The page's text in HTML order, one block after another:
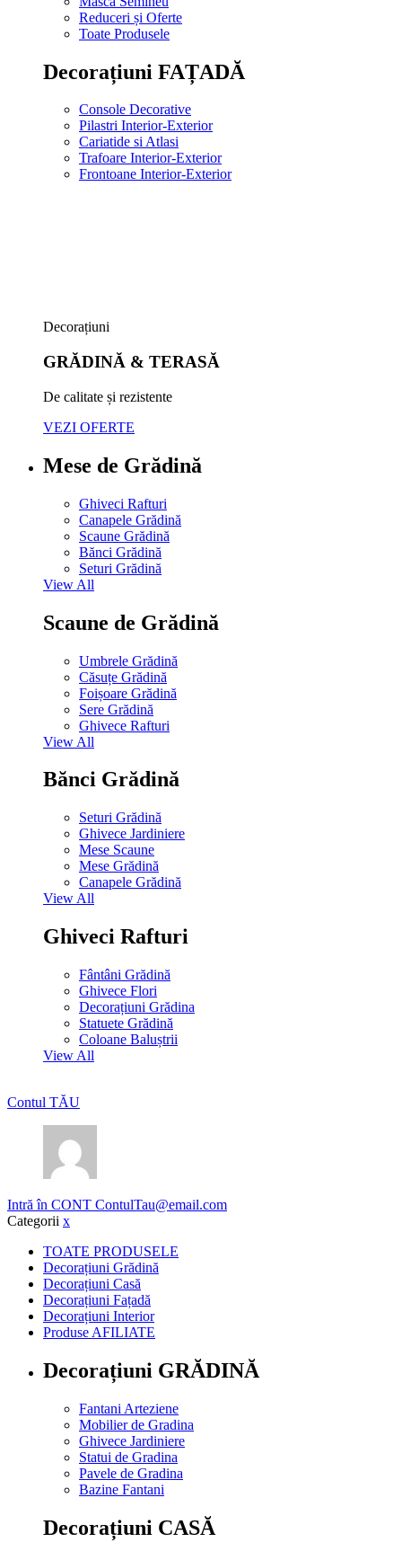
Reduceri și Oferte
Toate Produsele
Decorațiuni FAȚADĂ
Console Decorative
Pilastri Interior-Exterior
Cariatide si Atlasi
Trafoare Interior-Exterior
Frontoane Interior-Exterior
Decorațiuni
GRĂDINĂ & TERASĂ
De calitate și rezistente
VEZI OFERTE
Mese de Grădină
Ghiveci Rafturi
Canapele Grădină
Scaune Grădină
Bănci Grădină
Seturi Grădină
View All
Scaune de Grădină
Umbrele Grădină
Căsuțe Grădină
Foișoare Grădină
Sere Grădină
Ghivece Rafturi
View All
Bănci Grădină
Seturi Grădină
Ghivece Jardiniere
Mese Scaune
Mese Grădină
Canapele Grădină
View All
Ghiveci Rafturi
Fântâni Grădină
Ghivece Flori
Decorațiuni Grădina
Statuete Grădină
Coloane Baluștrii
View All
Contul TĂU
Intră în CONT ContulTau@email.com
Categorii x
TOATE PRODUSELE
Decorațiuni Grădină
Decorațiuni Casă
Decorațiuni Fațadă
Decorațiuni Interior
Produse AFILIATE
Decorațiuni GRĂDINĂ
Fantani Arteziene
Mobilier de Gradina
Ghivece Jardiniere
Statui de Gradina
Pavele de Gradina
Bazine Fantani
Decorațiuni CASĂ